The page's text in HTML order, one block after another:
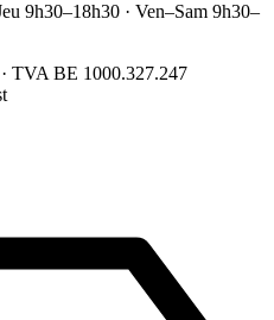
9h30–18h30 · Ven–Sam 9h30–
TVA BE 1000.327.247